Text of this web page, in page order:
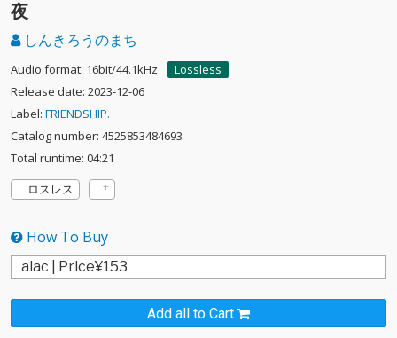
夜
しんきろうのまち
Audio format: 16bit/44.1kHz
Lossless
Release date: 2023-12-06
Label: FRIENDSHIP.
Catalog number: 4525853484693
Total runtime: 04:21
ロスレス
How To Buy
Add all to Cart